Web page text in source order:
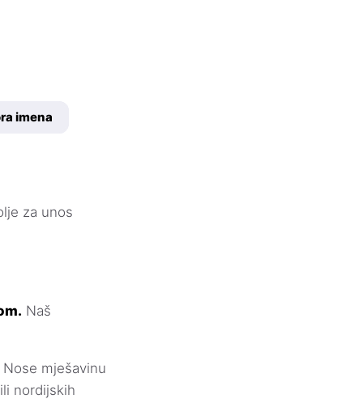
imena
za unos
Naš
mješavinu
nordijskih